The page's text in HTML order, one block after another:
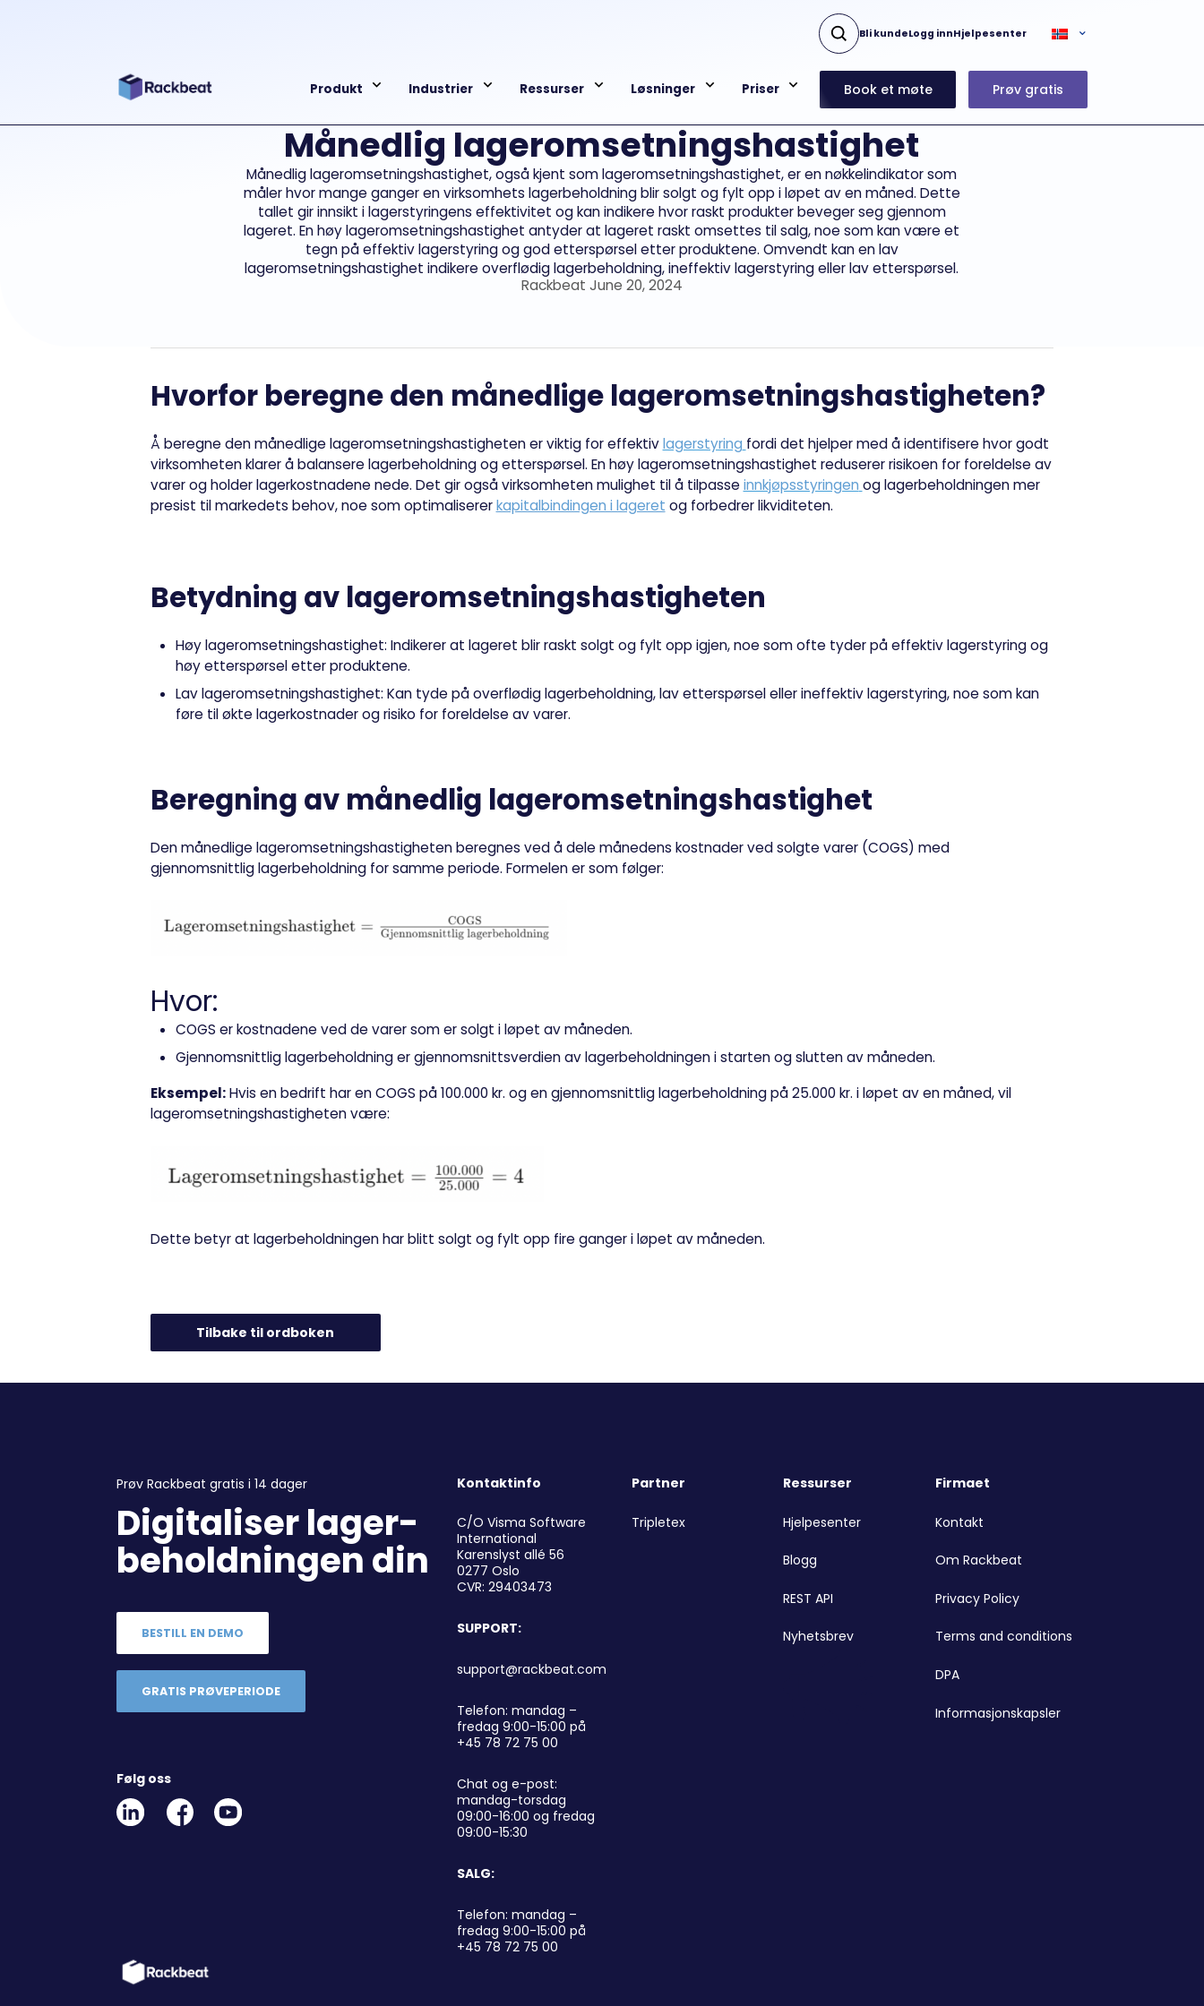
Produkt Industrier Ressurser Løsninger Priser Book et møte Prøv gratis
Bli kundeLogg innHjelpesenter
Månedlig lageromsetningshastighet
Månedlig lageromsetningshastighet, også kjent som lageromsetningshastighet, er en nøkkelindikator som
måler hvor mange ganger en virksomhets lagerbeholdning blir solgt og fylt opp i løpet av en måned. Dette
tallet gir innsikt i lagerstyringens effektivitet og kan indikere hvor raskt produkter beveger seg gjennom
lageret. En høy lageromsetningshastighet antyder at lageret raskt omsettes til salg, noe som kan være et
tegn på effektiv lagerstyring og god etterspørsel etter produktene. Omvendt kan en lav
lageromsetningshastighet indikere overflødig lagerbeholdning, ineffektiv lagerstyring eller lav etterspørsel.
Rackbeat June 20, 2024
Hvorfor beregne den månedlige lageromsetningshastigheten?
Å beregne den månedlige lageromsetningshastigheten er viktig for effektivlagerstyring fordi det hjelper med å identifisere hvor godt
virksomheten klarer å balansere lagerbeholdning og etterspørsel. En høy lageromsetningshastighet reduserer risikoen for foreldelse av
varer og holder lagerkostnadene nede. Det gir også virksomheten mulighet til å tilpasseinnkjøpsstyringen og lagerbeholdningen mer
presist til markedets behov, noe som optimalisererkapitalbindingen i lageret og forbedrer likviditeten.
Betydning av lageromsetningshastigheten
Høy lageromsetningshastighet: Indikerer at lageret blir raskt solgt og fylt opp igjen, noe som ofte tyder på effektiv lagerstyring og
høy etterspørsel etter produktene.
Lav lageromsetningshastighet: Kan tyde på overflødig lagerbeholdning, lav etterspørsel eller ineffektiv lagerstyring, noe som kan
føre til økte lagerkostnader og risiko for foreldelse av varer.
Beregning av månedlig lageromsetningshastighet
Den månedlige lageromsetningshastigheten beregnes ved å dele månedens kostnader ved solgte varer (COGS) med
gjennomsnittlig lagerbeholdning for samme periode. Formelen er som følger:
Hvor:
COGS er kostnadene ved de varer som er solgt i løpet av måneden.
Gjennomsnittlig lagerbeholdninger gjennomsnittsverdien av lagerbeholdningen i starten og slutten av måneden.
Eksempel:Hvis en bedrift har en COGS på 100.000 kr. og en gjennomsnittlig lagerbeholdning på 25.000 kr. i løpet av en måned, vil
lageromsetningshastigheten være:
Dette betyr at lagerbeholdningen har blitt solgt og fylt opp fire ganger i løpet av måneden.
Tilbake til ordboken
Prøv Rackbeat gratis i 14 dager
Digitaliser lager-
beholdningen din
BESTILL EN DEMO
GRATIS PRØVEPERIODE
Følg oss
Linkedin
Social
Facebook
Social
Youtube
Link
Kontaktinfo
C/O Visma Software
International
Karenslyst allé 56
0277 Oslo
CVR: 29403473
SUPPORT:
support@rackbeat.com
Telefon: mandag –
fredag 9:00-15:00 på
+45 78 72 75 00
Chat og e-post:
mandag-torsdag
09:00-16:00 og fredag
09:00-15:30
SALG:
Telefon: mandag –
fredag 9:00-15:00 på
+45 78 72 75 00
Partner
Tripletex
Ressurser
Hjelpesenter
Blogg
REST API
Nyhetsbrev
Firmaet
Kontakt
Om Rackbeat
Privacy Policy
Terms and conditions
DPA
Informasjonskapsler